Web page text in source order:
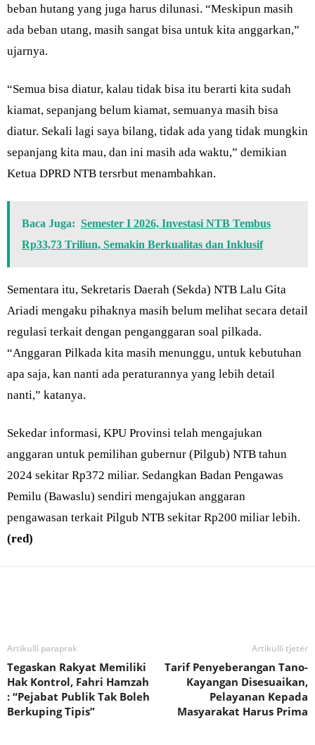
beban hutang yang juga harus dilunasi. “Meskipun masih
ada beban utang, masih sangat bisa untuk kita anggarkan,”
ujarnya.
“Semua bisa diatur, kalau tidak bisa itu berarti kita sudah
kiamat, sepanjang belum kiamat, semuanya masih bisa
diatur. Sekali lagi saya bilang, tidak ada yang tidak mungkin
sepanjang kita mau, dan ini masih ada waktu,” demikian
Ketua DPRD NTB tersrbut menambahkan.
Baca Juga: Semester I 2026, Investasi NTB Tembus
Rp33,73 Triliun, Semakin Berkualitas dan Inklusif
Sementara itu, Sekretaris Daerah (Sekda) NTB Lalu Gita
Ariadi mengaku pihaknya masih belum melihat secara detail
regulasi terkait dengan penganggaran soal pilkada.
“Anggaran Pilkada kita masih menunggu, untuk kebutuhan
apa saja, kan nanti ada peraturannya yang lebih detail
nanti,” katanya.
Sekedar informasi, KPU Provinsi telah mengajukan
anggaran untuk pemilihan gubernur (Pilgub) NTB tahun
2024 sekitar Rp372 miliar. Sedangkan Badan Pengawas
Pemilu (Bawaslu) sendiri mengajukan anggaran
pengawasan terkait Pilgub NTB sekitar Rp200 miliar lebih.
(red)
Artikulli paraprak
Tegaskan Rakyat Memiliki
Hak Kontrol, Fahri Hamzah
: “Pejabat Publik Tak Boleh
Berkuping Tipis”
Artikulli tjetër
Tarif Penyeberangan Tano-
Kayangan Disesuaikan,
Pelayanan Kepada
Masyarakat Harus Prima